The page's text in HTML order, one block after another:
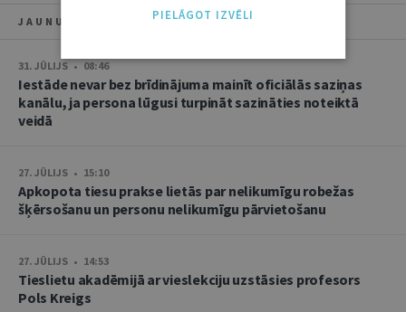
JAUNUMI
31. JŪLIJS • 08:46
Iestāde nevar bez brīdinājuma mainīt oficiālās saziņas
kanālu, ja persona lūgusi turpināt sazināties noteiktā
veidā
27. JŪLIJS • 15:10
Apkopota tiesu prakse lietās par nelikumīgu robežas
šķērsošanu un personu nelikumīgu pārvietošanu
27. JŪLIJS • 14:53
Tieslietu akadēmijā ar vieslekciju uzstāsies profesors
Pols Kreigs
PIELĀGOT IZVĒLI